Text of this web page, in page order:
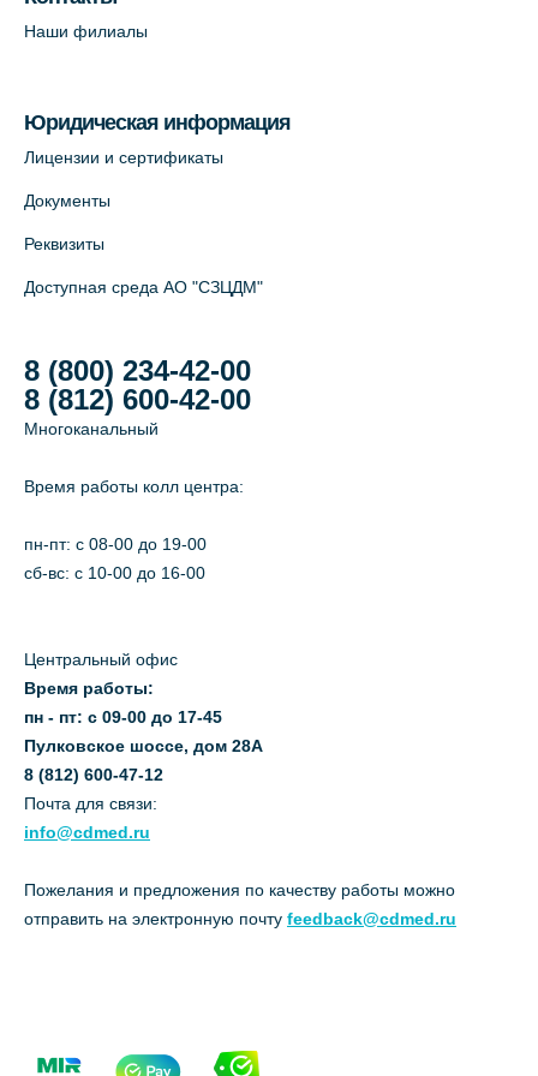
+7 (812) 565-11-12
Лабораторный терминал на Большом
+7 (812) 565-11-12
На карте
Наши филиалы
Юридическая информация
Лицензии и сертификаты
Документы
Реквизиты
Доступная среда АО "СЗЦДМ"
8 (800) 234-42-00
8 (812) 600-42-00
Многоканальный
Время работы колл центра:
пн-пт: c 08-00 до 19-00
сб-вс: с 10-00 до 16-00
Центральный офис
Время работы:
пн - пт: с 09-00 до 17-45
Пулковское шоссе, дом 28А
8 (812) 600-47-12
Почта для связи:
info@cdmed.ru
Пожелания и предложения по качеству работы можно
отправить на электронную почту feedback@cdmed.ru